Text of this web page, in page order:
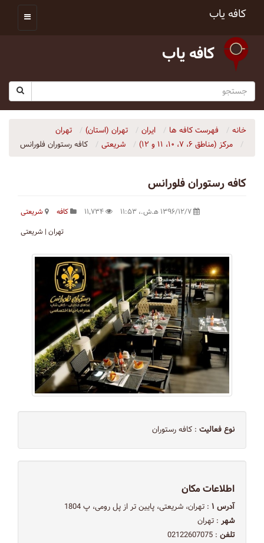
کافه یاب
کافه یاب
خانه فهرست کافه ها ایران تهران (استان)
تهران
مرکز (مناطق ۶، ۷، ۱۰، ۱۱ و ۱۲)
شریعتی كافه رستوران فلورانس
كافه رستوران فلورانس
کافه
شریعتی
تهران | شریعتی
نوع فعالیت : کافه رستوران
اطلاعات مکان
آدرس ۱
: تهران، شریعتی، پایین تر از پل رومی، پ 1804
شهر : تهران
تلفن : 02122607075